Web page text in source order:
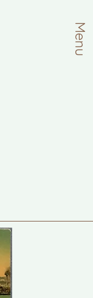
Menu